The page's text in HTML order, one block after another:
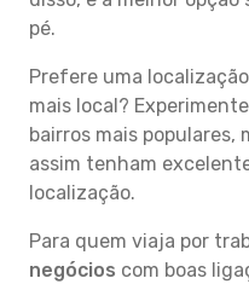
pé.
Prefere uma
mais local?
bairros mais populares,
assim tenham
localização.
Para quem viaja por
negócios com boas